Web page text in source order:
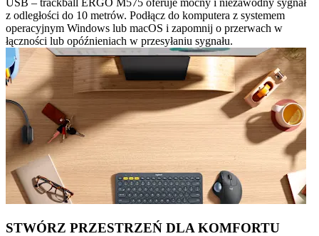
USB – trackball ERGO M575 oferuje mocny i niezawodny sygnał
z odległości do 10 metrów. Podłącz do komputera z systemem
operacyjnym Windows lub macOS i zapomnij o przerwach w
łączności lub opóźnieniach w przesyłaniu sygnału.
STWÓRZ PRZESTRZEŃ DLA KOMFORTU